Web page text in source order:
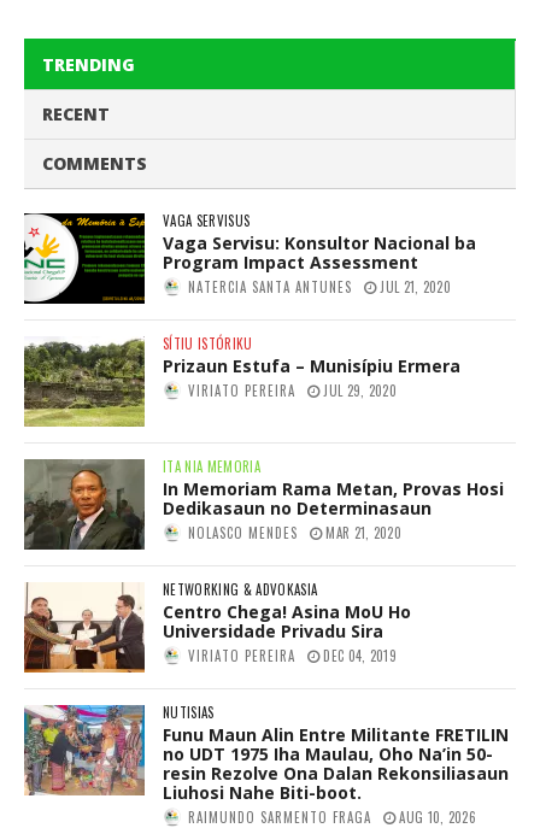
TRENDING
RECENT
COMMENTS
VAGA SERVISUS
Vaga Servisu: Konsultor Nacional ba
Program Impact Assessment
NATERCIA SANTA ANTUNES JUL 21, 2020
SÍTIU ISTÓRIKU
Prizaun Estufa – Munisípiu Ermera
VIRIATO PEREIRA JUL 29, 2020
ITA NIA MEMORIA
In Memoriam Rama Metan, Provas Hosi
Dedikasaun no Determinasaun
NOLASCO MENDES MAR 21, 2020
NETWORKING & ADVOKASIA
Centro Chega! Asina MoU Ho
Universidade Privadu Sira
VIRIATO PEREIRA DEC 04, 2019
NUTISIAS
Funu Maun Alin Entre Militante FRETILIN
no UDT 1975 Iha Maulau, Oho Na’in 50-
resin Rezolve Ona Dalan Rekonsiliasaun
Liuhosi Nahe Biti-boot.
RAIMUNDO SARMENTO FRAGA AUG 10, 2026